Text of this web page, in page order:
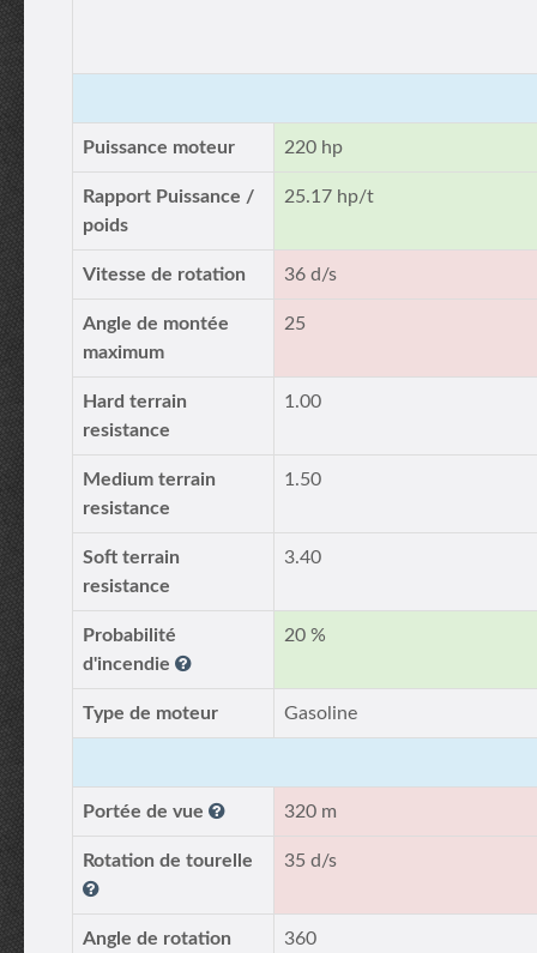
Puissance moteur 220 hp
Rapport Puissance /
poids
25.17 hp/t
Vitesse de rotation 36 d/s
Angle de montée
maximum
25
Hard terrain
resistance
1.00
Medium terrain
resistance
1.50
Soft terrain
resistance
3.40
Probabilité
d'incendie
20 %
Type de moteur Gasoline
Portée de vue 320 m
Rotation de tourelle 35 d/s
Angle de rotation 360